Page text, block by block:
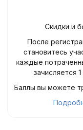
Скидки и
После
становитесь
каждые
зачисляется
Баллы вы можете